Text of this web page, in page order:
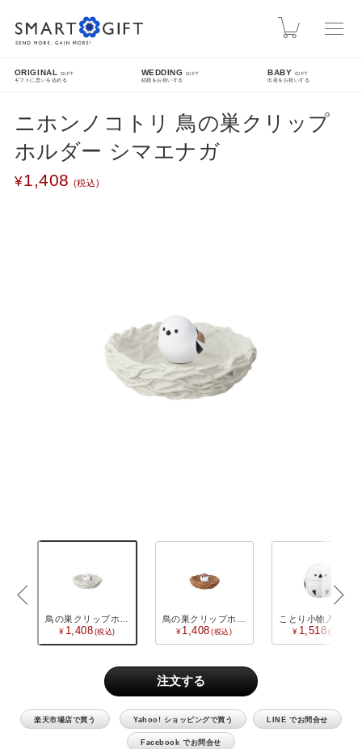
カート
ORIGINAL
GIFT
ギフトに思いを込める
WEDDING GIFT
結婚をお祝いする
BABY GIFT
出産をお祝いする
INFO
熊本地震による配送遅延について
先日発生した熊本地震により被災された皆様に、心よりお見舞い申し上げます。現在、地震
の影響により九州方面への配送に遅延が発生しております。ご指定日時にお届けできない場
食品 / 飲料
食器
キッチン用品
インテリア用品
ニホンノコトリ 鳥の巣クリップ
ホルダー シマエナガ
1,408
鳥の巣クリップホルダー シマエナガ
1,408
鳥の巣クリップホルダー スズメ
1,408
ことり小物入れ シマエナガ
1,518
»
楽天市場店で買う Yahoo! ショッピングで買う LINE でお問合せ
Facebook でお問合せ